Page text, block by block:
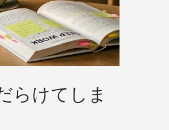
らけてしま